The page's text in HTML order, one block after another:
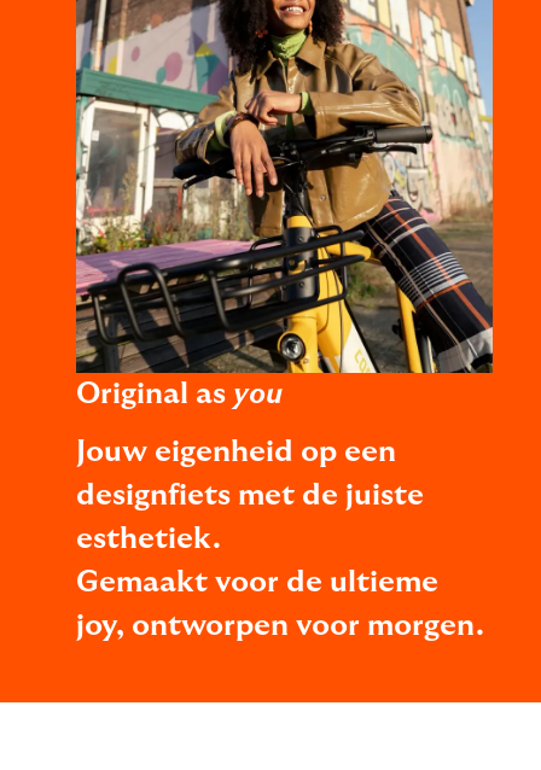
Original as you
Jouw eigenheid op een
designfiets met de juiste
esthetiek.
Gemaakt voor de ultieme
joy, ontworpen voor morgen.